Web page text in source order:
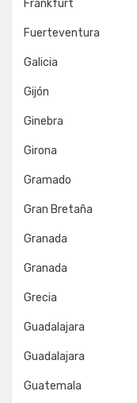
Frankfurt
Fuerteventura
Galicia
Gijón
Ginebra
Girona
Gramado
Gran Bretaña
Granada
Granada
Grecia
Guadalajara
Guadalajara
Guatemala